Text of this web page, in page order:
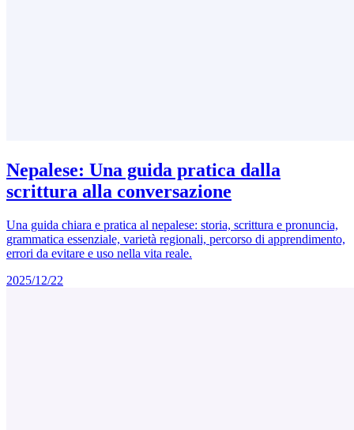
Nepalese: Una guida pratica dalla
scrittura alla conversazione
Una guida chiara e pratica al nepalese: storia, scrittura e pronuncia,
grammatica essenziale, varietà regionali, percorso di apprendimento,
errori da evitare e uso nella vita reale.
2025/12/22